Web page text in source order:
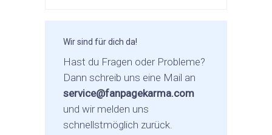
Wir sind für dich da!
Hast du Fragen oder Probleme?
Dann schreib uns eine Mail an
service@fanpagekarma.com
und wir melden uns
schnellstmöglich zurück.